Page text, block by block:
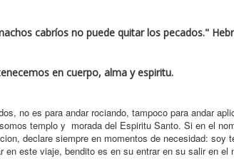
cabríos no puede quitar los pecados."
en cuerpo, alma y espiritu.
no es para andar rociando, tampoco para andar
templo y morada del Espiritu Santo. Si en el
declare siempre en momentos de necesidad: soy
este viaje, bendito es en su entrar en su salir en el